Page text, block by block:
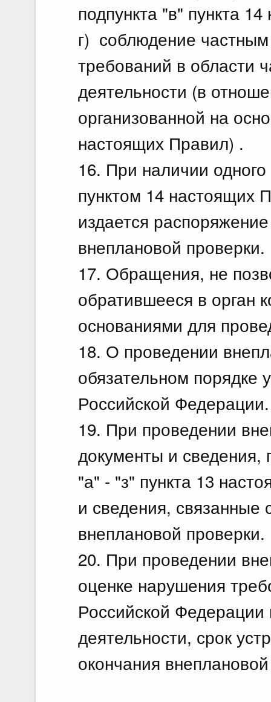
подпункта "в" пункта
г) соблюдение
требований в области
деятельности (в
организованной на
настоящих Правил) .
16. При наличии
пунктом 14 настоящих
издается
внеплановой проверки.
17. Обращения, не
обратившееся в орган
основаниями для
18. О проведении
обязательном порядке
Российской Федерации.
19. При проведении
документы и сведения,
"а" - "з" пункта 13
и сведения,
внеплановой проверки.
20. При проведении
оценке нарушения
Российской Федерации
деятельности, срок
окончания